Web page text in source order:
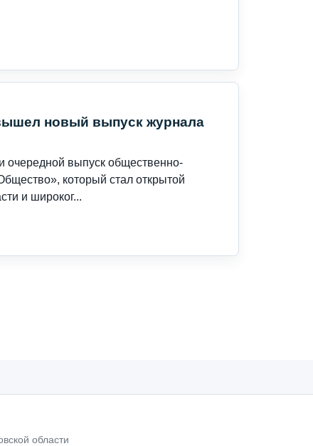
новый выпуск журнала
очередной выпуск общественно-
который стал открытой
и широког...
области